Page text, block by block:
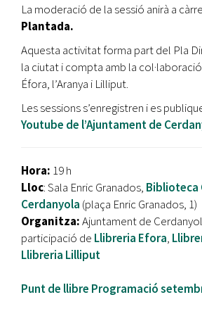
La moderació de la sessió anirà a
Plantada.
Aquesta activitat forma part del Pla
la ciutat i compta amb la
Éfora, l’Aranya i Lilliput.
Les sessions s’enregistren i es
Youtube de l’Ajuntament de
Hora: 19 h
Lloc: Sala Enric Granados, Biblioteca
Cerdanyola (plaça Enric Granados, 1)
Organitza:Ajuntament de
participació de Llibreria Efora,
Llibreria Lilliput
Punt de llibre Programació